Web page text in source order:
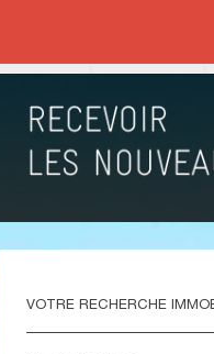
VENTE MAISONS
VOTRE RECHERCHE